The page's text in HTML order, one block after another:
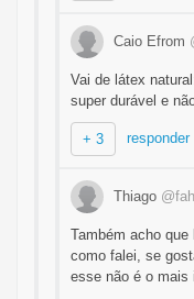
Caio Efrom
Vai de látex
super durável e
+ 3 responder
Thiago
Também acho
como falei, se
esse não é o mais